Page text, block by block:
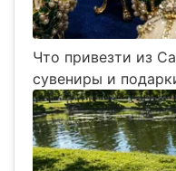
Что привезти из
сувениры и